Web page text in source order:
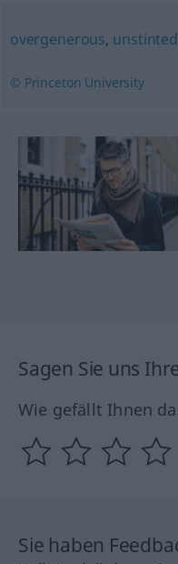
overgenerous, unstinted
© Princeton University
Sagen Sie uns
Wie gefällt Ihnen
Sie haben